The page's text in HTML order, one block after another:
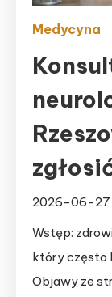
Medycyna
2026-06-27
Wstęp:
który często
Objawy ze